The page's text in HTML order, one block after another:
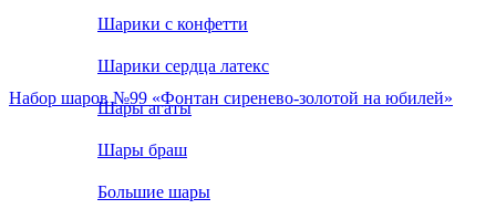
Шарики с конфетти
Шарики сердца латекс
Шары агаты
Шары браш
Большие шары
Набор шаров №99 «Фонтан сиренево-золотой на юбилей»